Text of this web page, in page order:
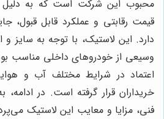
محبوب این شرکت است که به دلیل
قیمت رقابتی و عملکرد قابل قبول،
دارد. این لاستیک، با توجه به سایز
وسیعی از خودروهای داخلی مناسب
اعتماد در شرایط مختلف آب و
خریداران قرار گرفته است. در
فنی، مزایا و معایب این لاستیک